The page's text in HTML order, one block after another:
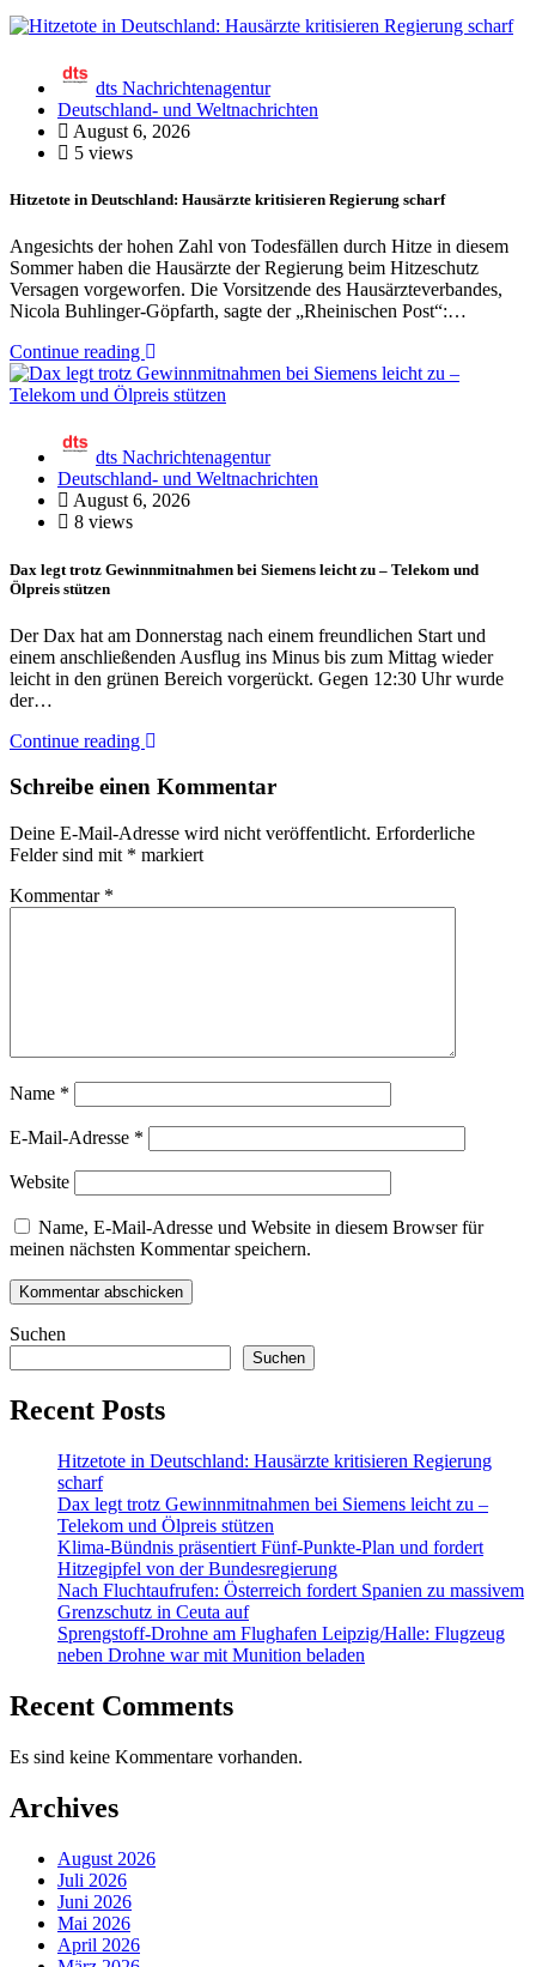
dts Nachrichtenagentur
Deutschland- und Weltnachrichten
August 6, 2026
5 views
Hitzetote in Deutschland: Hausärzte kritisieren Regierung scharf
Angesichts der hohen Zahl von Todesfällen durch Hitze in diesem
Sommer haben die Hausärzte der Regierung beim Hitzeschutz
Versagen vorgeworfen. Die Vorsitzende des Hausärzteverbandes,
Nicola Buhlinger-Göpfarth, sagte der „Rheinischen Post“:…
Continue reading
dts Nachrichtenagentur
Deutschland- und Weltnachrichten
August 6, 2026
8 views
Dax legt trotz Gewinnmitnahmen bei Siemens leicht zu – Telekom und
Ölpreis stützen
Der Dax hat am Donnerstag nach einem freundlichen Start und
einem anschließenden Ausflug ins Minus bis zum Mittag wieder
leicht in den grünen Bereich vorgerückt. Gegen 12:30 Uhr wurde
der…
Continue reading
Schreibe einen Kommentar
Deine E-Mail-Adresse wird nicht veröffentlicht. Erforderliche
Felder sind mit * markiert
Kommentar *
Name *
E-Mail-Adresse *
Website
Name, E-Mail-Adresse und Website in diesem Browser für
meinen nächsten Kommentar speichern.
Suchen
Suchen
Recent Posts
Hitzetote in Deutschland: Hausärzte kritisieren Regierung
scharf
Dax legt trotz Gewinnmitnahmen bei Siemens leicht zu –
Telekom und Ölpreis stützen
Klima-Bündnis präsentiert Fünf-Punkte-Plan und fordert
Hitzegipfel von der Bundesregierung
Nach Fluchtaufrufen: Österreich fordert Spanien zu massivem
Grenzschutz in Ceuta auf
Sprengstoff-Drohne am Flughafen Leipzig/Halle: Flugzeug
neben Drohne war mit Munition beladen
Recent Comments
Es sind keine Kommentare vorhanden.
Archives
August 2026
Juli 2026
Juni 2026
Mai 2026
April 2026